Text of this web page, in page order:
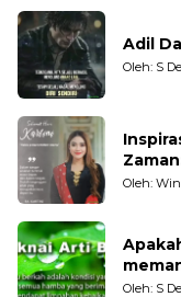
Adil
Oleh: S
Zaman: Konsep
Oleh:
Oleh: S